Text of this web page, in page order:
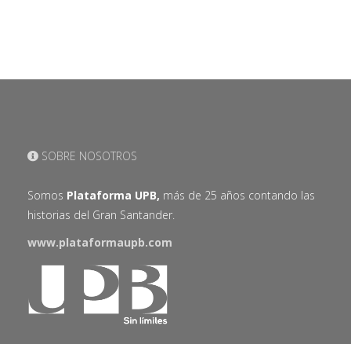
SOBRE NOSOTROS
Somos Plataforma UPB, más de 25 años contando las
historias del Gran Santander.
www.plataformaupb.com